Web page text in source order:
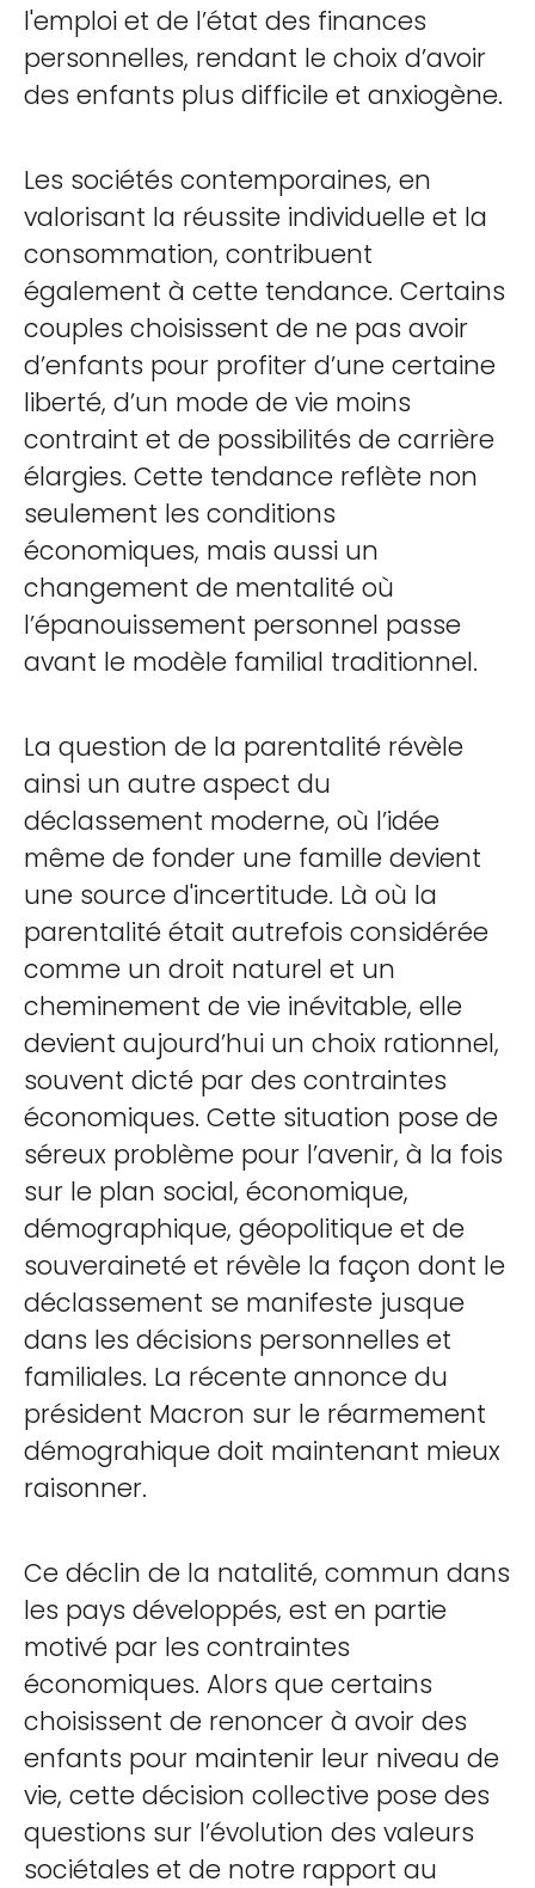
l'emploi et de l’état des finances
personnelles, rendant le choix d’avoir
des enfants plus difficile et anxiogène.
Les sociétés contemporaines, en
valorisant la réussite individuelle et la
consommation, contribuent
également à cette tendance. Certains
couples choisissent de ne pas avoir
d’enfants pour profiter d’une certaine
liberté, d’un mode de vie moins
contraint et de possibilités de carrière
élargies. Cette tendance reflète non
seulement les conditions
économiques, mais aussi un
changement de mentalité où
l’épanouissement personnel passe
avant le modèle familial traditionnel.
La question de la parentalité révèle
ainsi un autre aspect du
déclassement moderne, où l’idée
même de fonder une famille devient
une source d'incertitude. Là où la
parentalité était autrefois considérée
comme un droit naturel et un
cheminement de vie inévitable, elle
devient aujourd’hui un choix rationnel,
souvent dicté par des contraintes
économiques. Cette situation pose de
séreux problème pour l’avenir, à la fois
sur le plan social, économique,
démographique, géopolitique et de
souveraineté et révèle la façon dont le
déclassement se manifeste jusque
dans les décisions personnelles et
familiales. La récente annonce du
président Macron sur le réarmement
démograhique doit maintenant mieux
raisonner.
Ce déclin de la natalité, commun dans
les pays développés, est en partie
motivé par les contraintes
économiques. Alors que certains
choisissent de renoncer à avoir des
enfants pour maintenir leur niveau de
vie, cette décision collective pose des
questions sur l’évolution des valeurs
sociétales et de notre rapport au